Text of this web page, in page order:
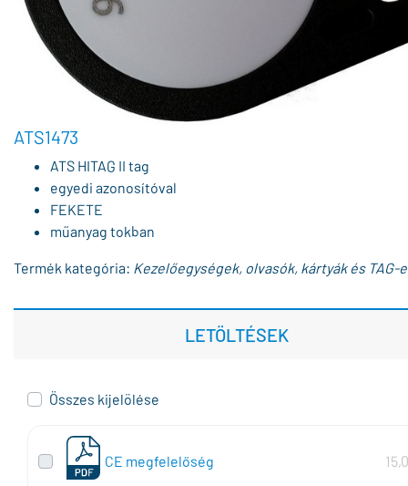
ATS1473
ATS HITAG II tag
egyedi azonosítóval
FEKETE
műanyag tokban
Termék kategória: Kezelőegységek, olvasók, kártyák és TAG-
LETÖLTÉSEK
Összes kijelölése
CE megfelelőség